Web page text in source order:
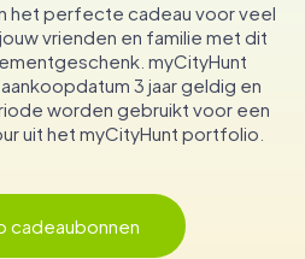
het perfecte cadeau voor veel
vrienden en familie met dit
myCityHunt
3 jaar geldig en
worden gebruikt voor een
uit het myCityHunt portfolio.
cadeaubonnen